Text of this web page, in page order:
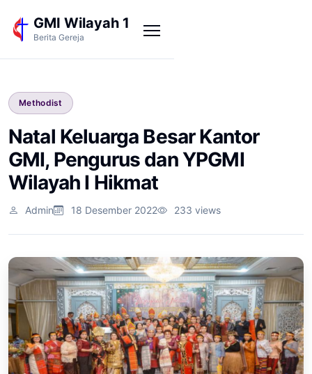
GMI Wilayah 1
Berita Gereja
Methodist
Natal Keluarga Besar Kantor
GMI, Pengurus dan YPGMI
Wilayah I Hikmat
Admin 18 Desember 2022 233 views